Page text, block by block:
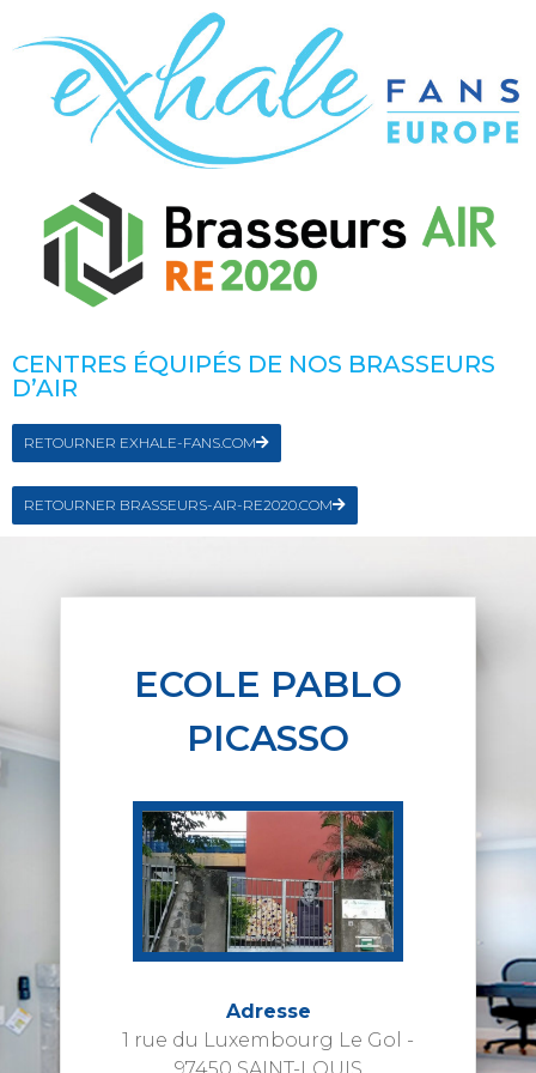
CENTRES ÉQUIPÉS DE NOS BRASSEURS
D’AIR
RETOURNER EXHALE-FANS.COM
RETOURNER BRASSEURS-AIR-RE2020.COM
ECOLE PABLO
PICASSO
Adresse
1 rue du Luxembourg Le Gol -